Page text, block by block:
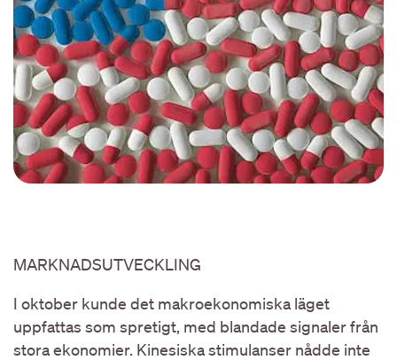
MARKNADSUTVECKLING
I oktober kunde det makroekonomiska läget
uppfattas som spretigt, med blandade signaler från
stora ekonomier. Kinesiska stimulanser nådde inte